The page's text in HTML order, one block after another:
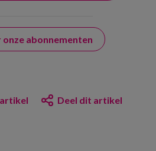
onze abonnementen
Deel dit artikel